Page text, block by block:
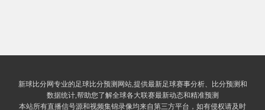
新球比分网专业的足球比分预测网站,提供最新足球赛事分析、比分预测和
数据统计,帮助您了解全球各大联赛最新动态和精准预测
本站所有直播信号源和视频集锦录像均来自第三方平台，如有侵权请及时